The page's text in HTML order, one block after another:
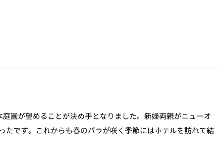
園が望めることが決め手となりました。新婦両親がニューオ
です。これからも春のバラが咲く季節にはホテルを訪れて結